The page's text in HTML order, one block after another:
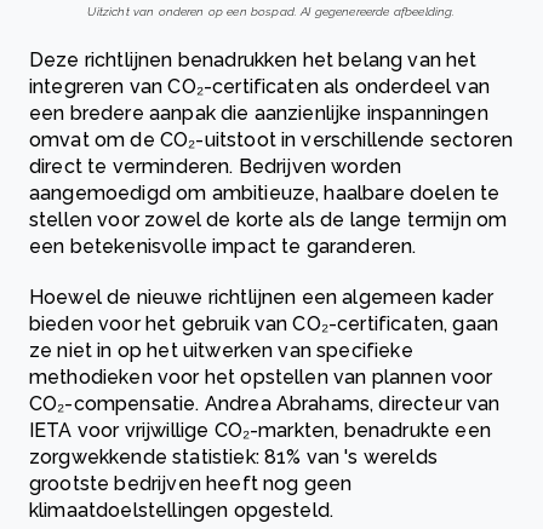
Uitzicht van onderen op een bospad. AI gegenereerde afbeelding.
Deze richtlijnen benadrukken het belang van het
integreren van CO₂-certificaten als onderdeel van
een bredere aanpak die aanzienlijke inspanningen
omvat om de CO₂-uitstoot in verschillende sectoren
direct te verminderen. Bedrijven worden
aangemoedigd om ambitieuze, haalbare doelen te
stellen voor zowel de korte als de lange termijn om
een betekenisvolle impact te garanderen.
Hoewel de nieuwe richtlijnen een algemeen kader
bieden voor het gebruik van CO₂-certificaten, gaan
ze niet in op het uitwerken van specifieke
methodieken voor het opstellen van plannen voor
CO₂-compensatie. Andrea Abrahams, directeur van
IETA voor vrijwillige CO₂-markten, benadrukte een
zorgwekkende statistiek: 81% van 's werelds
grootste bedrijven heeft nog geen
klimaatdoelstellingen opgesteld.